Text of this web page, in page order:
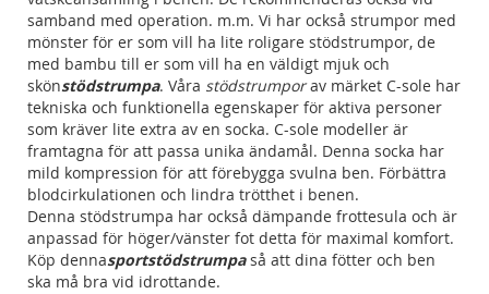
samband med operation. m.m. Vi har också strumpor med
mönster för er som vill ha lite roligare stödstrumpor, de
med bambu till er som vill ha en väldigt mjuk och
skönstödstrumpa. Våra stödstrumporav märket C-sole har
tekniska och funktionella egenskaper för aktiva personer
som kräver lite extra av en socka. C-sole modeller är
framtagna för att passa unika ändamål. Denna socka har
mild kompression för att förebygga svulna ben. Förbättra
blodcirkulationen och lindra trötthet i benen.
Denna stödstrumpa har också dämpande frottesula och är
anpassad för höger/vänster fot detta för maximal komfort.
Köp dennasportstödstrumpaså att dina fötter och ben
ska må bra vid idrottande.